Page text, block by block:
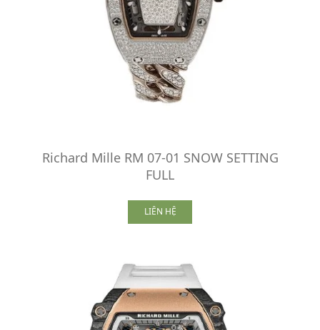
Richard Mille RM 07-01 SNOW SETTING
FULL
LIÊN HỆ